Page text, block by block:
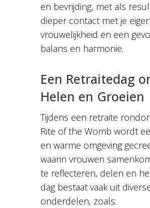
en bevrijding, met als
dieper contact met je eigen
vrouwelijkheid en een
balans en harmonie.
Een Retraitedag
Helen en Groeien
Tijdens een retraite
Rite of the Womb wordt
en warme omgeving
waarin vrouwen
te reflecteren, delen en
dag bestaat vaak uit
onderdelen, zoals: